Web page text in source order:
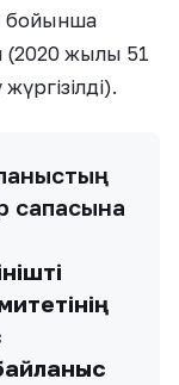
бойынша
(2020 жылы 51
сапасына